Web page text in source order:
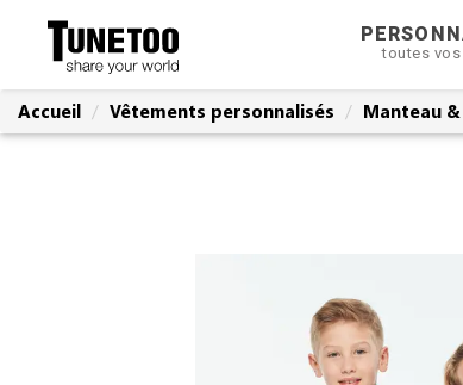
toutes vos
Accueil Vêtements personnalisés Manteau